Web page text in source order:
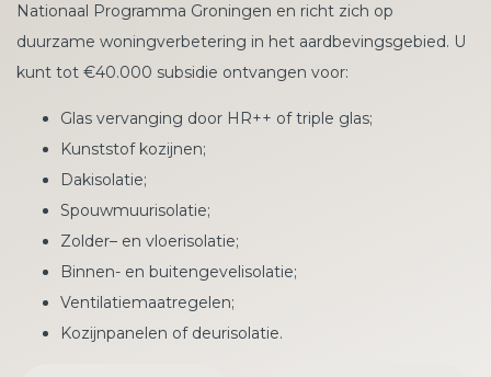
Nationaal Programma Groningen en richt zich op
duurzame woningverbetering in het aardbevingsgebied. U
kunt tot €40.000 subsidie ontvangen voor:
Glas vervanging door HR++ of triple glas;
Kunststof kozijnen;
Dakisolatie;
Spouwmuurisolatie;
Zolder– en vloerisolatie;
Binnen- en buitengevelisolatie;
Ventilatiemaatregelen;
Kozijnpanelen of deurisolatie.